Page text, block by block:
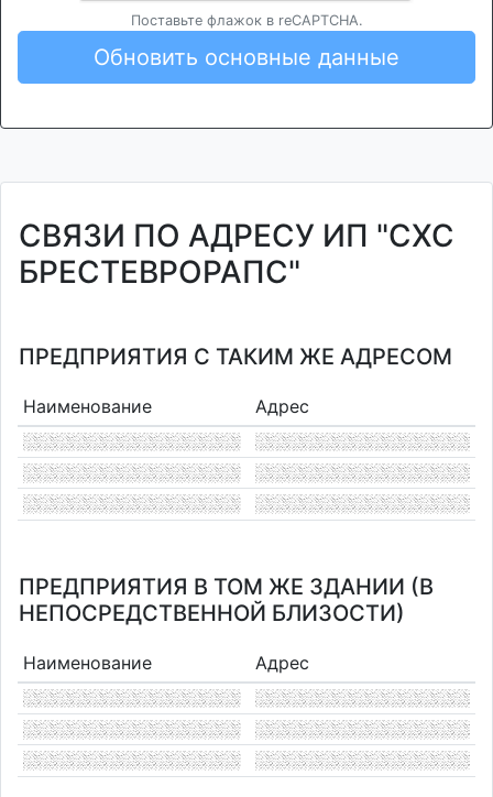
Поставьте флажок в reCAPTCHA.
Обновить основные данные
СВЯЗИ ПО АДРЕСУ ИП "СХС
БРЕСТЕВРОРАПС"
ПРЕДПРИЯТИЯ С ТАКИМ ЖЕ АДРЕСОМ
Наименование Адрес
ПРЕДПРИЯТИЯ В ТОМ ЖЕ ЗДАНИИ (В
НЕПОСРЕДСТВЕННОЙ БЛИЗОСТИ)
Наименование Адрес